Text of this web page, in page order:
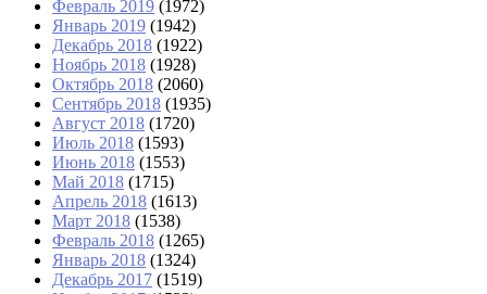
Февраль 2019 (1972)
Январь 2019 (1942)
Декабрь 2018 (1922)
Ноябрь 2018 (1928)
Октябрь 2018 (2060)
Сентябрь 2018 (1935)
Август 2018 (1720)
Июль 2018 (1593)
Июнь 2018 (1553)
Май 2018 (1715)
Апрель 2018 (1613)
Март 2018 (1538)
Февраль 2018 (1265)
Январь 2018 (1324)
Декабрь 2017 (1519)